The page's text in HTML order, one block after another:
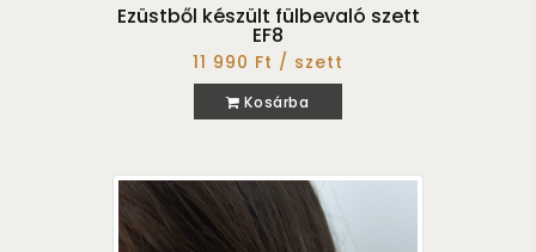
Ezüstből készült fülbevaló szett
EF8
11 990 Ft / szett
Kosárba